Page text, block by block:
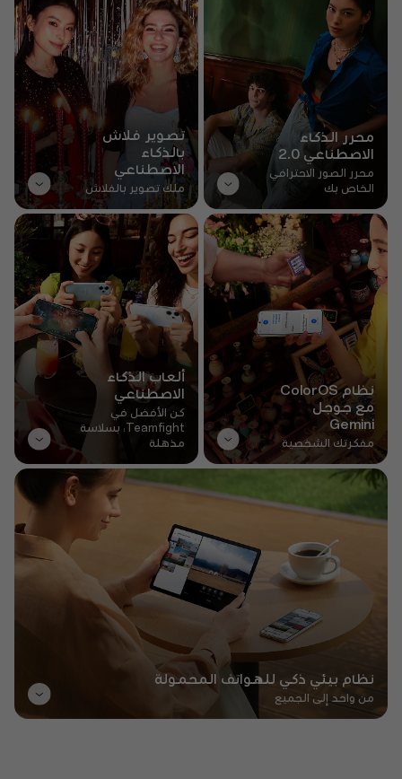
تصوير فلاش
بالذكاء
الاصطناعي
ملك تصوير بالفلاش
محرر الذكاء
الاصطناعي 2.0
محرر الصور الاحترافي
الخاص بك
ألعاب الذكاء
الاصطناعي
كن الأفضل في
Teamfight، بسلاسة
مذهلة
نظام ColorOS
مع جوجل
Gemini
مفكرتك الشخصية
نظام بيئي ذكي للهواتف المحمولة
من واحد إلى الجميع